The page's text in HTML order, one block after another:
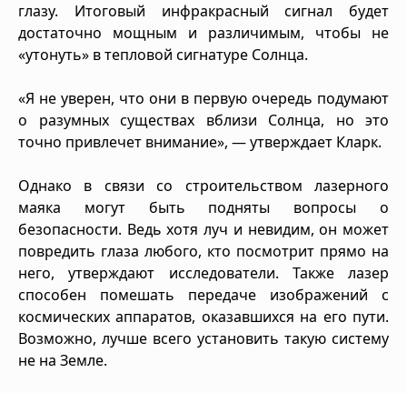
глазу. Итоговый инфракрасный сигнал будет
достаточно мощным и различимым, чтобы не
«утонуть» в тепловой сигнатуре Солнца.
«Я не уверен, что они в первую очередь подумают
о разумных существах вблизи Солнца, но это
точно привлечет внимание», — утверждает Кларк.
Однако в связи со строительством лазерного
маяка могут быть подняты вопросы о
безопасности. Ведь хотя луч и невидим, он может
повредить глаза любого, кто посмотрит прямо на
него, утверждают исследователи. Также лазер
способен помешать передаче изображений с
космических аппаратов, оказавшихся на его пути.
Возможно, лучше всего установить такую систему
не на Земле.